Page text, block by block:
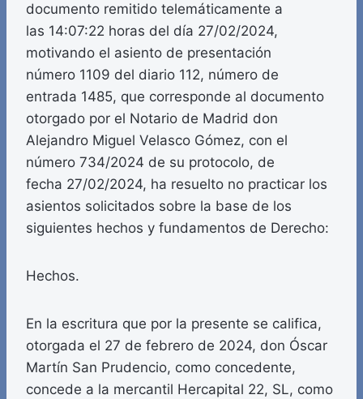
documento remitido telemáticamente a
las 14:07:22 horas del día 27/02/2024,
motivando el asiento de presentación
número 1109 del diario 112, número de
entrada 1485, que corresponde al documento
otorgado por el Notario de Madrid don
Alejandro Miguel Velasco Gómez, con el
número 734/2024 de su protocolo, de
fecha 27/02/2024, ha resuelto no practicar los
asientos solicitados sobre la base de los
siguientes hechos y fundamentos de Derecho:
Hechos.
En la escritura que por la presente se califica,
otorgada el 27 de febrero de 2024, don Óscar
Martín San Prudencio, como concedente,
concede a la mercantil Hercapital 22, SL, como